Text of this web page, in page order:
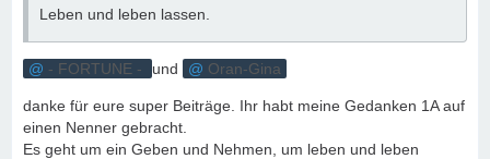
Leben und leben lassen.
- FORTUNE - und Oran-Gina
danke für eure super Beiträge. Ihr habt meine Gedanken 1A auf
einen Nenner gebracht.
Es geht um ein Geben und Nehmen, um leben und leben